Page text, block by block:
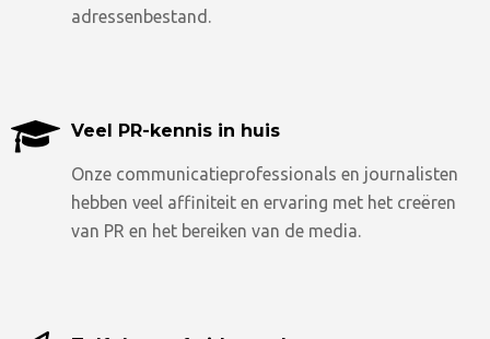
adressenbestand.
Veel PR-kennis in huis
Onze communicatieprofessionals en journalisten
hebben veel affiniteit en ervaring met het creëren
van PR en het bereiken van de media.